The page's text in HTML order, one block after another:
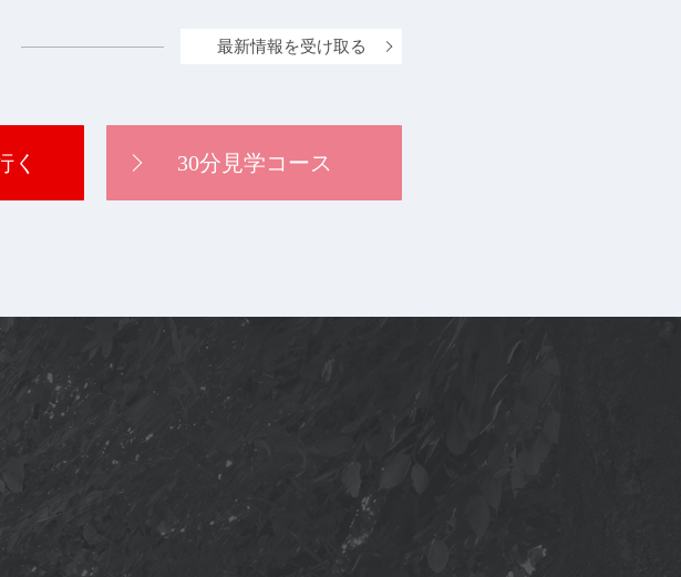
最新情報を受け取る
く 30分見学コース